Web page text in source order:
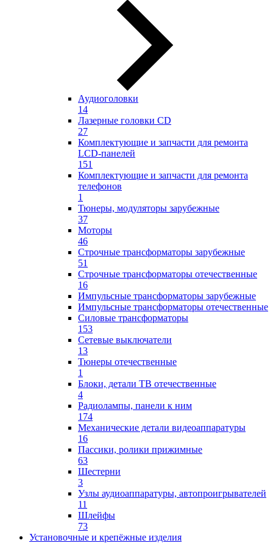
Аудиоголовки
14
Лазерные головки CD
27
Комплектующие и запчасти для ремонта
LCD-панелей
151
Комплектующие и запчасти для ремонта
телефонов
1
Тюнеры, модуляторы зарубежные
37
Моторы
46
Строчные трансформаторы зарубежные
51
Строчные трансформаторы отечественные
16
Импульсные трансформаторы зарубежные
Импульсные трансформаторы отечественные
Силовые трансформаторы
153
Сетевые выключатели
13
Тюнеры отечественные
1
Блоки, детали ТВ отечественные
4
Радиолампы, панели к ним
174
Механические детали видеоаппаратуры
16
Пассики, ролики прижимные
63
Шестерни
3
Узлы аудиоаппаратуры, автопроигрывателей
11
Шлейфы
73
Установочные и крепёжные изделия